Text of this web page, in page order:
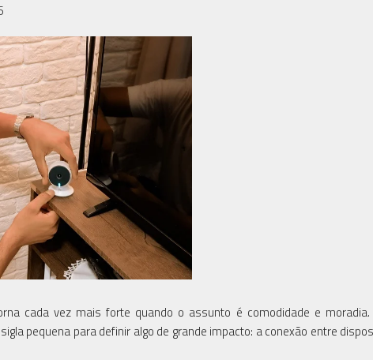
cada vez mais forte quando o assunto é comodidade e
pequena para definir algo de grande impacto: a conexão entre